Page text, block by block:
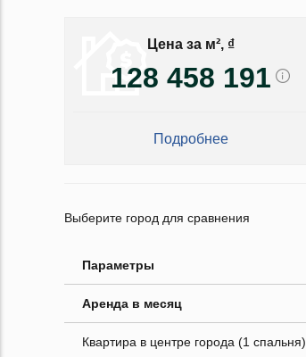
Цена за м², ₫
128 458 191
Подробнее
Выберите город для сравнения
Параметры
Аренда в месяц
Квартира в центре города (1 спальня)